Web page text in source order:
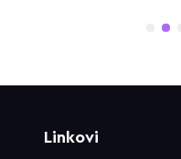
5
Linkovi